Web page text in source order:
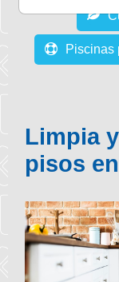
Piscinas
Limpia
pisos